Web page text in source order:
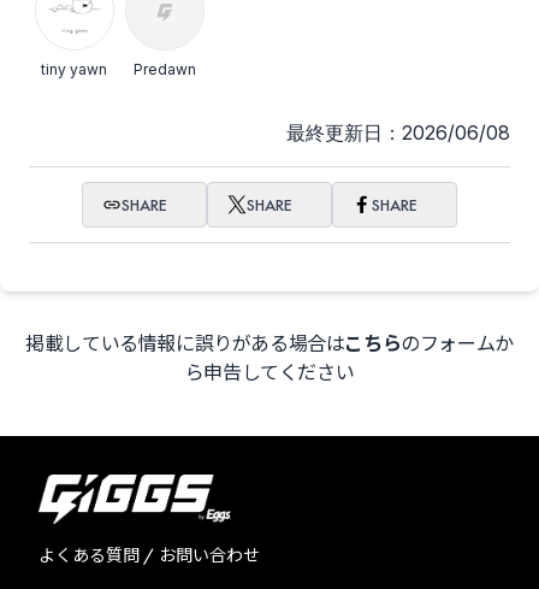
tiny yawn Predawn
最終更新日：2026/06/08
SHARE SHARE SHARE
掲載している情報に誤りがある場合はこちらのフォームか
ら申告してください
よくある質問 / お問い合わせ